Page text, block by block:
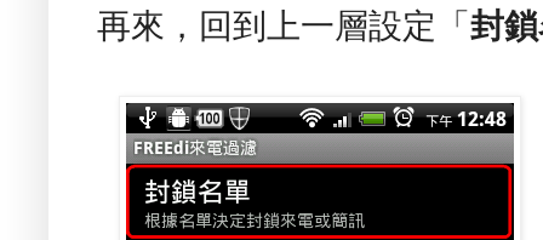
再來，回到上一層設定「 封